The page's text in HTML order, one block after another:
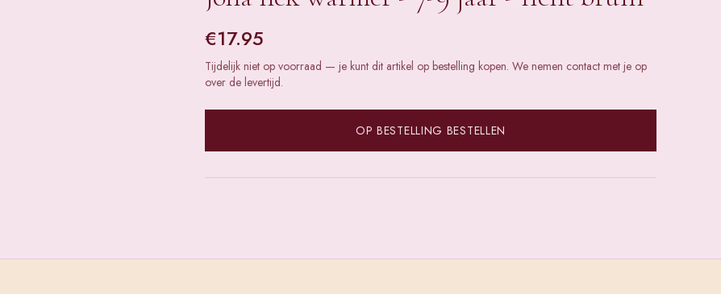
€17.95
Tijdelijk niet op voorraad — je kunt dit artikel op bestelling kopen. We nemen contact met je op
over de levertijd.
OP BESTELLING BESTELLEN